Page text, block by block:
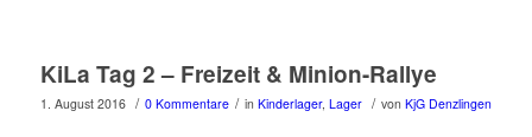
KiLa Tag 2 – Freizeit & Minion-Rallye
1. August 2016 / 0 Kommentare / in Kinderlager, Lager / von KjG Denzlingen